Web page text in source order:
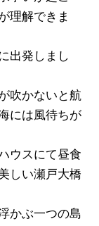
理解できま
出発しまし
吹かないと航
には風待ちが
ウスにて昼食
しい瀬戸大橋
かぶ一つの島